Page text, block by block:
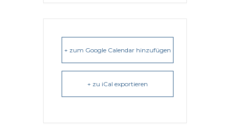
+ zum Google Calendar hinzufügen
+ zu iCal exportieren